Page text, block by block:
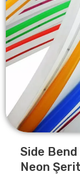
Side
Neon Şerit